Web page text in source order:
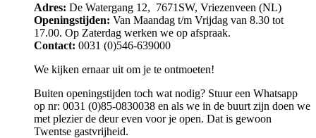
Adres: De Watergang 12, 7671SW, Vriezenveen (NL)
Openingstijden: Van Maandag t/m Vrijdag van 8.30 tot
17.00. Op Zaterdag werken we op afspraak.
Contact: 0031 (0)546-639000
We kijken ernaar uit om je te ontmoeten!
Buiten openingstijden toch wat nodig? Stuur een Whatsapp
op nr: 0031 (0)85-0830038 en als we in de buurt zijn doen we
met plezier de deur even voor je open. Dat is gewoon
Twentse gastvrijheid.